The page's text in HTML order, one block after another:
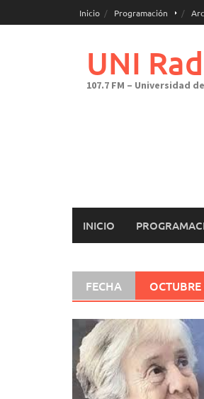
al
Inicio Programación
UNI
107.7 FM – Universidad
INICIO
FECHA